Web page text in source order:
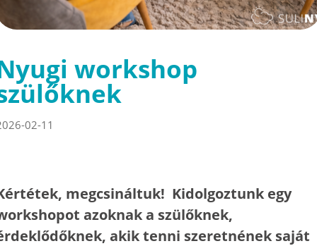
workshop
02-11
megcsináltuk! Kidolgoztunk egy
azoknak a szülőknek,
akik tenni szeretnének saját